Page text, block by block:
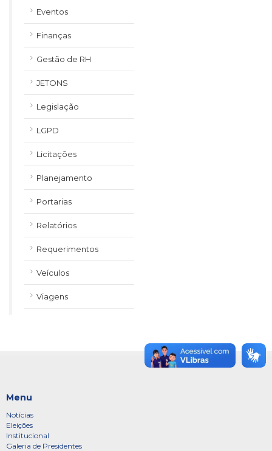
Eventos
Finanças
Gestão de RH
JETONS
Legislação
LGPD
Licitações
Planejamento
Portarias
Relatórios
Requerimentos
Veículos
Viagens
Menu
Notícias
Eleições
Institucional
Galeria de Presidentes